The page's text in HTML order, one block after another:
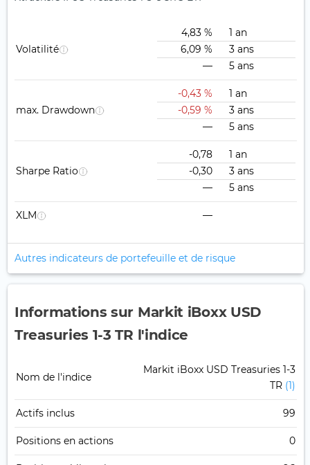
Volatilité
4,83 %
1 an
6,09 %
3 ans
—
5 ans
max. Drawdown
-0,43 %
1 an
-0,59 %
3 ans
—
5 ans
Sharpe Ratio
-0,78
1 an
-0,30
3 ans
—
5 ans
XLM —
Autres indicateurs de portefeuille et de risque
Informations sur Markit iBoxx USD
Treasuries 1-3 TR l'indice
Nom de l'indice
Markit iBoxx USD Treasuries 1-3
TR (1)
Actifs inclus 99
Positions en actions 0